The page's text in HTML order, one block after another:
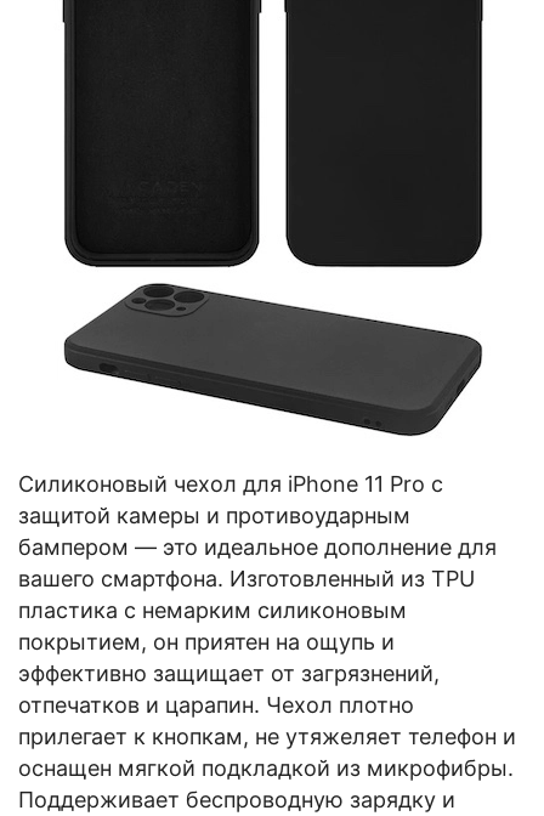
Силиконовый чехол для iPhone 11 Pro с
защитой камеры и противоударным
бампером — это идеальное дополнение для
вашего смартфона. Изготовленный из TPU
пластика с немарким силиконовым
покрытием, он приятен на ощупь и
эффективно защищает от загрязнений,
отпечатков и царапин. Чехол плотно
прилегает к кнопкам, не утяжеляет телефон и
оснащен мягкой подкладкой из микрофибры.
Поддерживает беспроводную зарядку и